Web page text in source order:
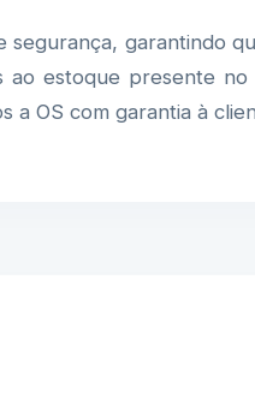
garantindo
estoque presente
a OS com garantia à